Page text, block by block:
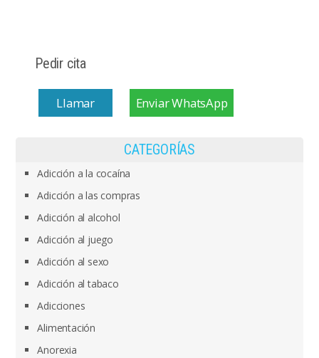
Pedir cita
Llamar Enviar WhatsApp
CATEGORÍAS
Adicción a la cocaína
Adicción a las compras
Adicción al alcohol
Adicción al juego
Adicción al sexo
Adicción al tabaco
Adicciones
Alimentación
Anorexia